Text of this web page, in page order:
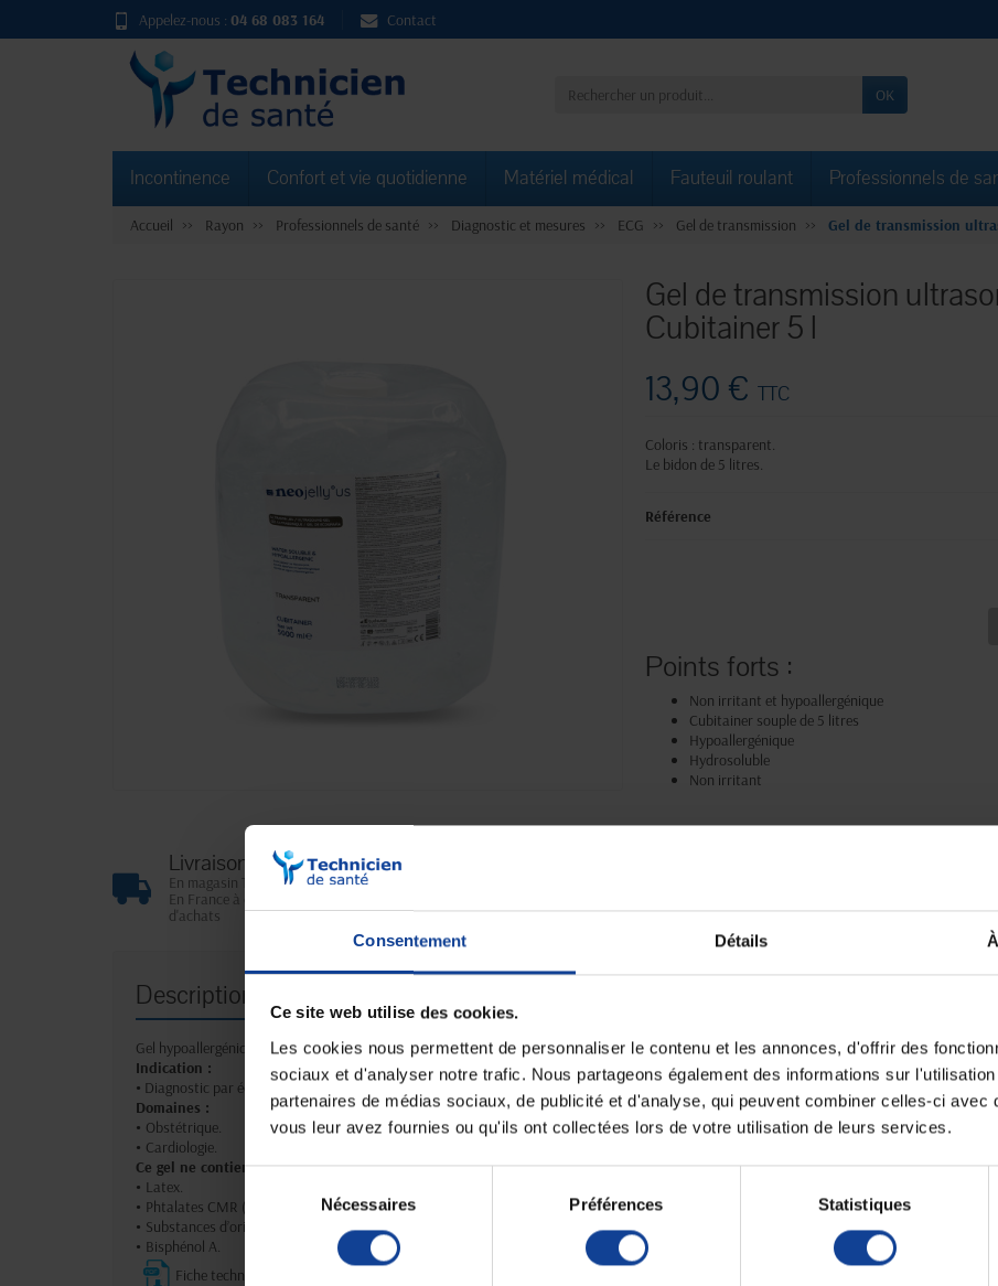
Consentement Détails
Ce site web utilise des cookies.
Les cookies nous permettent de personnaliser le contenu et les annonces, d'offrir des
sociaux et d'analyser notre trafic. Nous partageons également des informations sur
partenaires de médias sociaux, de publicité et d'analyse, qui peuvent combiner celles-ci avec
vous leur avez fournies ou qu'ils ont collectées lors de votre utilisation de leurs services.
Sélection
du
consentement
Nécessaires Préférences Statistiques
Appelez-nous : 04 68 083 164 Contact
OK
Incontinence Confort et vie quotidienne Matériel médical Fauteuil roulant Professionnels de
Accueil Rayon Professionnels de santé Diagnostic et mesures ECG Gel de transmission Gel de transmission
Gel de transmission
Cubitainer 5 l
13,90 €TTC
Coloris : transparent.
Le bidon de 5 litres.
Référence
Points forts :
Non irritant et hypoallergénique
Cubitainer souple de 5 litres
Hypoallergénique
Hydrosoluble
Non irritant
Livraison gratuite
En magasin Technicien de santé
En France à domicile à partir de 99€
d'achats
Description
Gel hypoallergénique, hydrosoluble, non irritant, non corrosif et non abrasif.
Indication :
• Diagnostic par échographie.
Domaines :
• Obstétrique.
• Cardiologie.
Ce gel ne contient pas de :
• Latex.
• Phtalates CMR (catégorie 1A ou 1B).
• Substances d’origine animale ou biologique.
• Bisphénol A.
Fiche technique
Quantité de volume
Indique la quantité
contenu dans le
Unité mesure de
(indique l'unité de
de volume)
Unité de
Unité de